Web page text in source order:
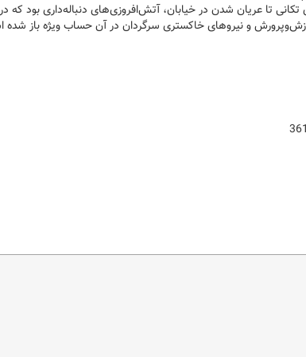
تا عریان شدن در خیابان، آتش‌افروزی‌های دنباله‌داری بود که
و نیروهای خاکستری سرگردان در آن حساب ویژه باز